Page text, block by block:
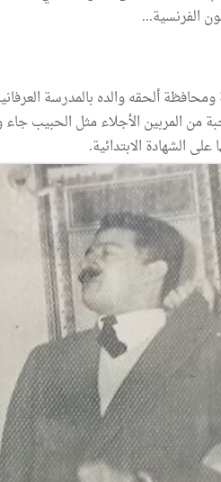
ألحقه والده بالمدرسة
من المربين الأجلاء مثل الحبيب
الشهادة الابتدائية.